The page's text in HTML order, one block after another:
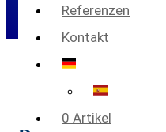
Referenzen
Kontakt
0 Artikel